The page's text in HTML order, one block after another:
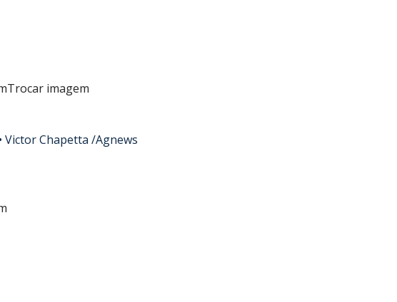
Trocar imagem
Victor Chapetta /Agnews